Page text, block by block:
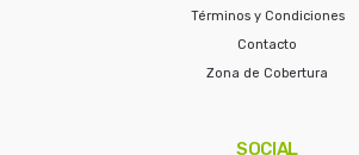
Términos y Condiciones
Contacto
Zona de Cobertura
SOCIAL